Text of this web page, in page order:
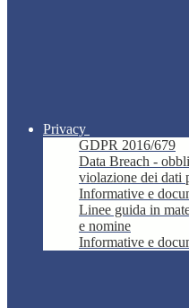
Privacy
GDPR 2016/679
Data Breach -
violazione dei dati
Informative e
Linee guida in
e nomine
Informative e